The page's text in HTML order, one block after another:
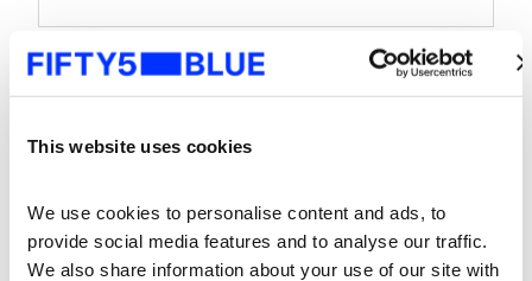
This website uses cookies
We use cookies to personalise content and ads, to
provide social media features and to analyse our traffic.
We also share information about your use of our site with
Cargo*